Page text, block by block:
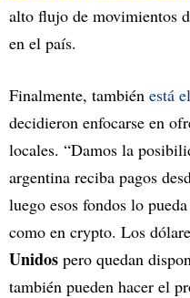
alto flujo de movimientos
en el país.
Finalmente, también está
decidieron enfocarse en
locales. “Damos la
argentina reciba pagos
luego esos fondos lo
como en crypto. Los
Unidos pero quedan
también pueden hacer el